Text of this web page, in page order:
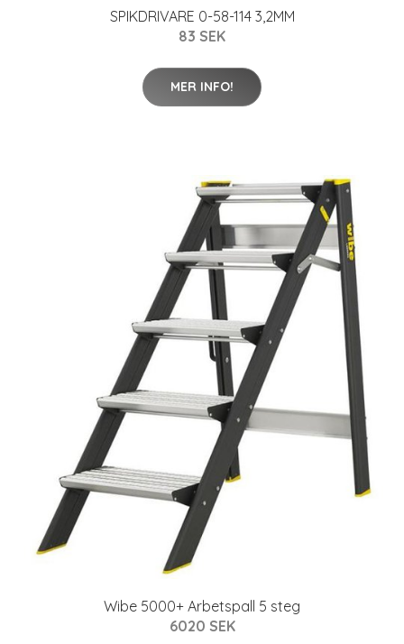
SPIKDRIVARE 0-58-114 3,2MM
83 SEK
MER INFO!
Wibe 5000+ Arbetspall 5 steg
6020 SEK